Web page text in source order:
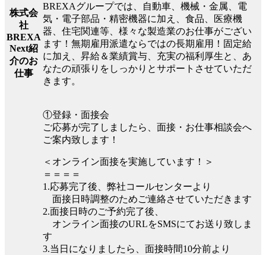
株式会
社
BREXA
Next紹
介のお
仕事
BREXAグループでは、自動車、機械・金属、電
気・電子部品・精密機器に加え、食品、医療機
器、住宅関連等、様々な製造業のお仕事がござい
ます！無期雇用派遣ならではの長期雇用！固定給
に加え、昇給＆業績賞与、充実の福利厚生と、あ
なたの頑張りをしっかりとサポートさせていただ
きます。
①登録・面接会
ご応募が完了しましたら、面接・お仕事相談会へ
ご案内致します！
＜オンライン面接を実施しています！＞
＝＝＝＝
1.応募完了後、弊社コールセンターより
面接日時調整のためご連絡させていただきます
2.面接日時のご予約完了後、
オンライン面接のURLをSMSにてお送り致しま
す
3.当日になりましたら、面接時間10分前より